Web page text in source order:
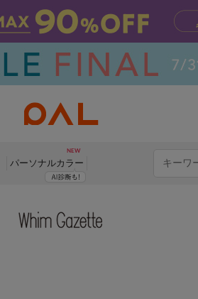
パーソナルカラー